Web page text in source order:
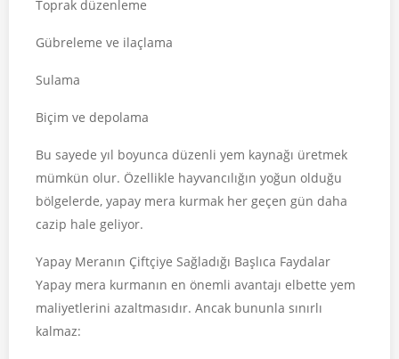
Toprak düzenleme
Gübreleme ve ilaçlama
Sulama
Biçim ve depolama
Bu sayede yıl boyunca düzenli yem kaynağı üretmek
mümkün olur. Özellikle hayvancılığın yoğun olduğu
bölgelerde, yapay mera kurmak her geçen gün daha
cazip hale geliyor.
Yapay Meranın Çiftçiye Sağladığı Başlıca Faydalar
Yapay mera kurmanın en önemli avantajı elbette yem
maliyetlerini azaltmasıdır. Ancak bununla sınırlı
kalmaz: